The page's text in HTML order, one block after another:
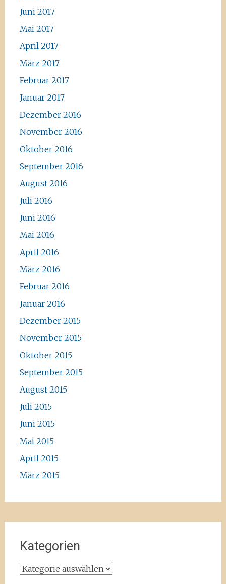
Juni 2017
Mai 2017
April 2017
März 2017
Februar 2017
Januar 2017
Dezember 2016
November 2016
Oktober 2016
September 2016
August 2016
Juli 2016
Juni 2016
Mai 2016
April 2016
März 2016
Februar 2016
Januar 2016
Dezember 2015
November 2015
Oktober 2015
September 2015
August 2015
Juli 2015
Juni 2015
Mai 2015
April 2015
März 2015
Kategorien
Kategorien